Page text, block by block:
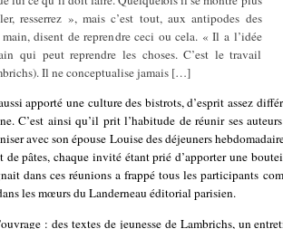
resserrez », mais c’est tout, aux antipodes des
disent de reprendre ceci ou cela. « Il a l’idée
qui peut reprendre les choses. C’est le travail
Il ne conceptualise jamais […]
apporté une culture des bistrots, d’esprit assez
C’est ainsi qu’il prit l’habitude de réunir ses
avec son épouse Louise des déjeuners
pâtes, chaque invité étant prié d’apporter une
dans ces réunions a frappé tous les participants
les mœurs du Landerneau éditorial parisien.
: des textes de jeunesse de Lambrichs, un